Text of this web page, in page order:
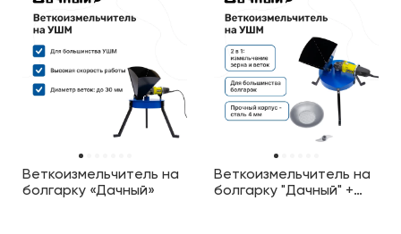
Веткоизмельчитель на
болгарку «Дачный»
Веткоизмельчитель на
болгарку "Дачный" +